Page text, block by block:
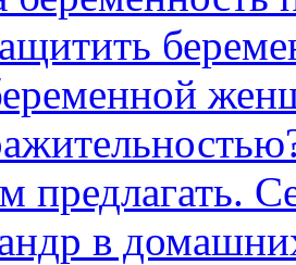
предлагать.
в